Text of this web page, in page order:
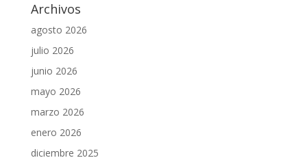
Archivos
agosto 2026
julio 2026
junio 2026
mayo 2026
marzo 2026
enero 2026
diciembre 2025